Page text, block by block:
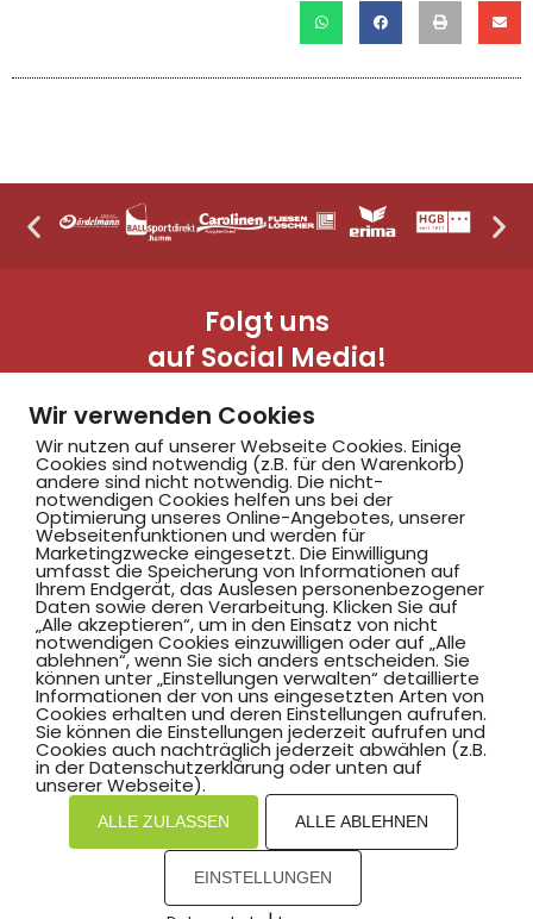
Folgt uns
auf Social Media!
Hammer SportClub 2008
Am Südbad 9,
59069 Hamm
©2025 Hammer SportClub 2008 e.V.
Mit zum Verein by PASSGEBER
Impressum
Wir verwenden Cookies
Wir nutzen auf unserer Webseite Cookies. Einige
Cookies sind notwendig (z.B. für den Warenkorb)
andere sind nicht notwendig. Die nicht-
notwendigen Cookies helfen uns bei der
Optimierung unseres Online-Angebotes, unserer
Webseitenfunktionen und werden für
Marketingzwecke eingesetzt. Die Einwilligung
umfasst die Speicherung von Informationen auf
Ihrem Endgerät, das Auslesen personenbezogener
Daten sowie deren Verarbeitung. Klicken Sie auf
„Alle akzeptieren“, um in den Einsatz von nicht
notwendigen Cookies einzuwilligen oder auf „Alle
ablehnen“, wenn Sie sich anders entscheiden. Sie
können unter „Einstellungen verwalten“ detaillierte
Informationen der von uns eingesetzten Arten von
Cookies erhalten und deren Einstellungen aufrufen.
Sie können die Einstellungen jederzeit aufrufen und
Cookies auch nachträglich jederzeit abwählen (z.B.
in der Datenschutzerklärung oder unten auf
unserer Webseite).
ALLE ZULASSEN ALLE ABLEHNEN
EINSTELLUNGEN